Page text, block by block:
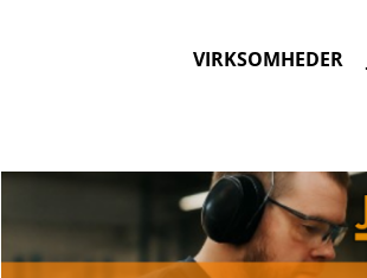
VIRKSOMHEDER